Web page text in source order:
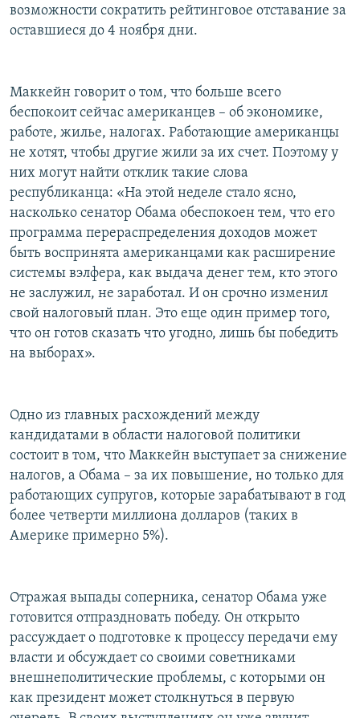
возможности сократить рейтинговое отставание за
оставшиеся до 4 ноября дни.
Маккейн говорит о том, что больше всего
беспокоит сейчас американцев – об экономике,
работе, жилье, налогах. Работающие американцы
не хотят, чтобы другие жили за их счет. Поэтому у
них могут найти отклик такие слова
республиканца: «На этой неделе стало ясно,
насколько сенатор Обама обеспокоен тем, что его
программа перераспределения доходов может
быть воспринята американцами как расширение
системы вэлфера, как выдача денег тем, кто этого
не заслужил, не заработал. И он срочно изменил
свой налоговый план. Это еще один пример того,
что он готов сказать что угодно, лишь бы победить
на выборах».
Одно из главных расхождений между
кандидатами в области налоговой политики
состоит в том, что Маккейн выступает за снижение
налогов, а Обама – за их повышение, но только для
работающих супругов, которые зарабатывают в год
более четверти миллиона долларов (таких в
Америке примерно 5%).
Отражая выпады соперника, сенатор Обама уже
готовится отпраздновать победу. Он открыто
рассуждает о подготовке к процессу передачи ему
власти и обсуждает со своими советниками
внешнеполитические проблемы, с которыми он
как президент может столкнуться в первую